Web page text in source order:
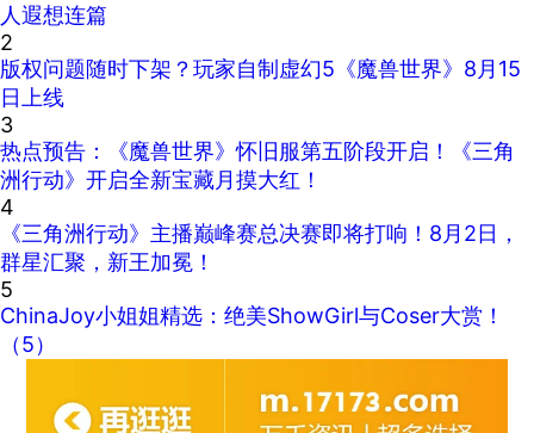
人遐想连篇
2
版权问题随时下架？玩家自制虚幻5《魔兽世界》8月15
日上线
3
热点预告：《魔兽世界》怀旧服第五阶段开启！《三角
洲行动》开启全新宝藏月摸大红！
4
《三角洲行动》主播巅峰赛总决赛即将打响！8月2日，
群星汇聚，新王加冕！
5
ChinaJoy小姐姐精选：绝美ShowGirl与Coser大赏！
（5）